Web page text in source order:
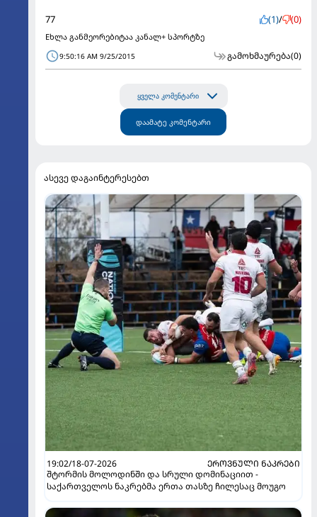
77 (1)/ (0)
Eხლა განმეორებიტაა კანალ+ სპორტზე
9:50:16 AM 9/25/2015 გამოხმაურება(0)
ყველა კომენტარი
დაამატე კომენტარი
ასევე დაგაინტერესებთ
19:02/18-07-2026
ᲔᲠᲝᲕᲜᲣᲚᲘ ᲜᲐᲙᲠᲔᲑᲘ
შტორმის მოლოდინში და სრული დომინაციით -
საქართველოს ნაკრებმა ერთა თასზე ჩილესაც მოუგო